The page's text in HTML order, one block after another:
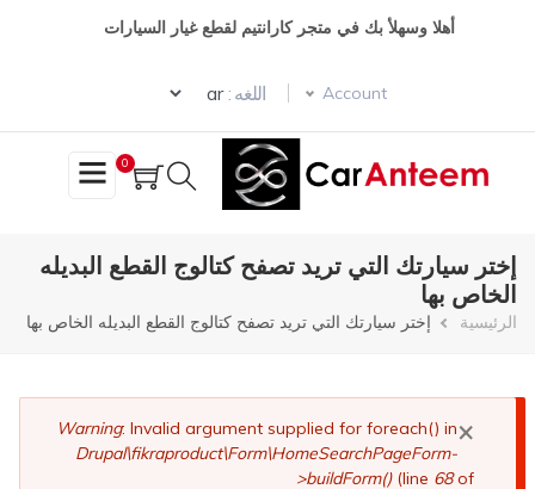
أهلا وسهلأ بك في متجر كارانتيم لقطع غيار السيارات
Account اللغه :
Select your language
0
إختر سيارتك التي تريد تصفح كتالوج القطع البديله
الخاص بها
مسار
الرئيسية إختر سيارتك التي تريد تصفح كتالوج القطع البديله الخاص بها
×
رسالة
Warning: Invalid argument supplied for foreach() in
Drupal\fikraproduct\Form\HomeSearchPageForm-
>buildForm()(line 68of